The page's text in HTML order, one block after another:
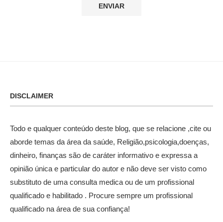
DISCLAIMER
Todo e qualquer conteúdo deste blog, que se relacione ,cite ou
aborde temas da área da saúde, Religião,psicologia,doenças,
dinheiro, finanças são de caráter informativo e expressa a
opinião única e particular do autor e não deve ser visto como
substituto de uma consulta medica ou de um profissional
qualificado e habilitado . Procure sempre um profissional
qualificado na área de sua confiança!